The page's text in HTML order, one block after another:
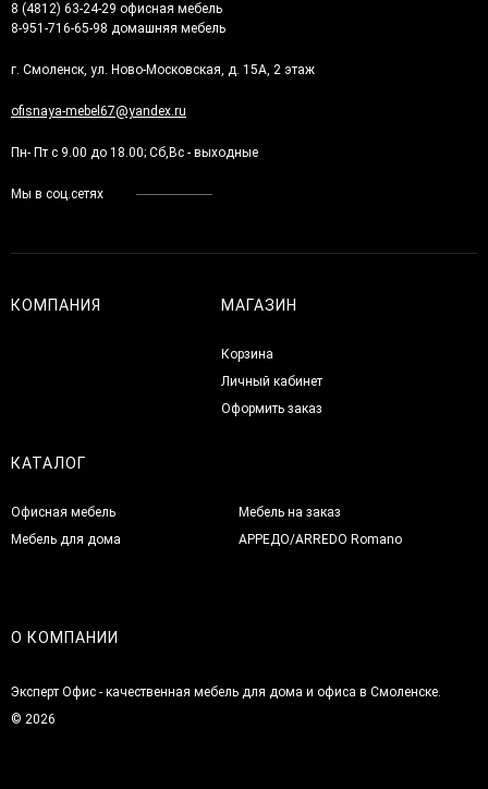
8 (4812) 63-24-29 офисная мебель
8-951-716-65-98 домашняя мебель
г. Смоленск, ул. Ново-Московская, д. 15А, 2 этаж
ofisnaya-mebel67@yandex.ru
Пн- Пт с 9.00 до 18.00; Сб,Вс - выходные
Мы в соц.сетях
КОМПАНИЯ МАГАЗИН
Корзина
Личный кабинет
Оформить заказ
КАТАЛОГ
Офисная мебель
Мебель для дома
Мебель на заказ
АРРЕДО/ARREDO Romano
О КОМПАНИИ
Эксперт Офис - качественная мебель для дома и офиса в Смоленске.
© 2026